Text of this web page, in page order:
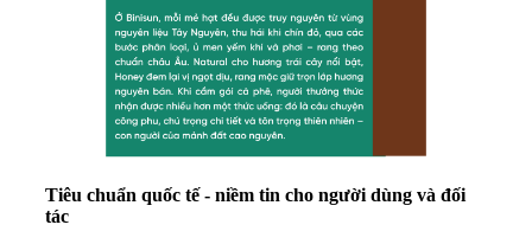
Tiêu chuẩn quốc tế - niềm tin cho người dùng và đối
tác